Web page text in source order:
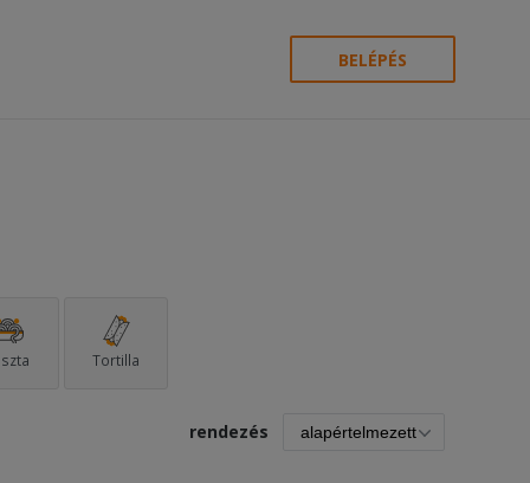
BELÉPÉS
Tortilla
rendezés